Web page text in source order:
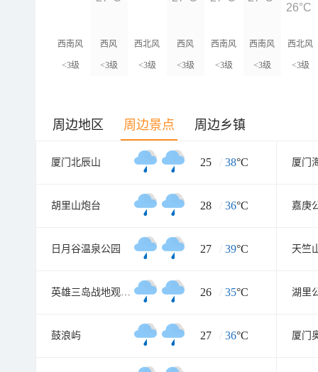
西南风
<3级
西风
<3级
西北风
<3级
西风
<3级
西南风
<3级
西南风
<3级
西北风
<3级
26°C
周边地区 周边景点 周边乡镇
厦门北辰山 25 / 38°C
胡里山炮台 28 / 36°C 嘉庚
日月谷温泉公园 27 / 39°C 天竺
英雄三岛战地观光园 26 / 35°C 湖里
鼓浪屿 27 / 36°C